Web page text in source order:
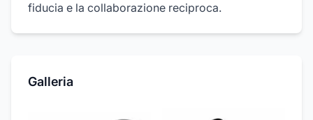
fiducia e la collaborazione reciproca.
Galleria